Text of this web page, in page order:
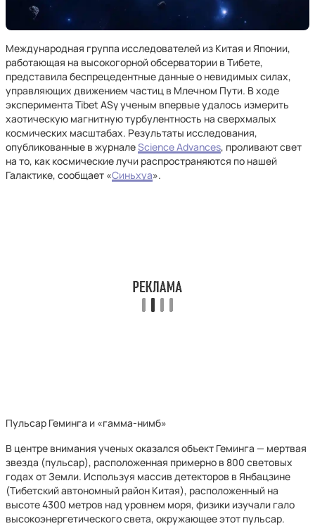
Международная группа исследователей из Китая и Японии,
работающая на высокогорной обсерватории в Тибете,
представила беспрецедентные данные о невидимых силах,
управляющих движением частиц в Млечном Пути. В ходе
эксперимента Tibet ASγ ученым впервые удалось измерить
хаотическую магнитную турбулентность на сверхмалых
космических масштабах. Результаты исследования,
опубликованные в журналеScience Advances, проливают свет
на то, как космические лучи распространяются по нашей
Галактике, сообщает «Синьхуа».
Пульсар Геминга и «гамма-нимб»
В центре внимания ученых оказался объект Геминга — мертвая
звезда (пульсар), расположенная примерно в 800 световых
годах от Земли. Используя массив детекторов в Янбацзине
(Тибетский автономный район Китая), расположенный на
высоте 4300 метров над уровнем моря, физики изучали гало
высокоэнергетического света, окружающее этот пульсар.